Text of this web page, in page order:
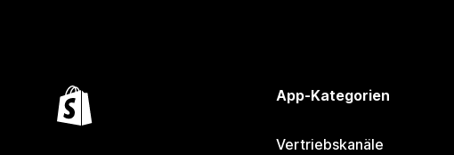
App-Kategorien
Vertriebskanäle